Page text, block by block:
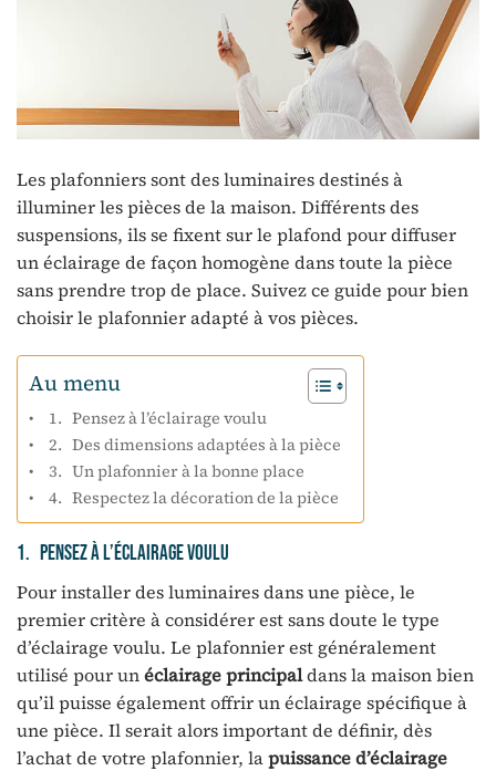
Les plafonniers sont des luminaires destinés à
illuminer les pièces de la maison. Différents des
suspensions, ils se fixent sur le plafond pour diffuser
un éclairage de façon homogène dans toute la pièce
sans prendre trop de place. Suivez ce guide pour bien
choisir le plafonnier adapté à vos pièces.
Au menu
1. Pensez à l’éclairage voulu
2. Des dimensions adaptées à la pièce
3. Un plafonnier à la bonne place
4. Respectez la décoration de la pièce
1. Pensez à l’éclairage voulu
Pour installer des luminaires dans une pièce, le
premier critère à considérer est sans doute le type
d’éclairage voulu. Le plafonnier est généralement
utilisé pour unéclairage principaldans la maison bien
qu’il puisse également offrir un éclairage spécifique à
une pièce. Il serait alors important de définir, dès
l’achat de votre plafonnier, lapuissance d’éclairage